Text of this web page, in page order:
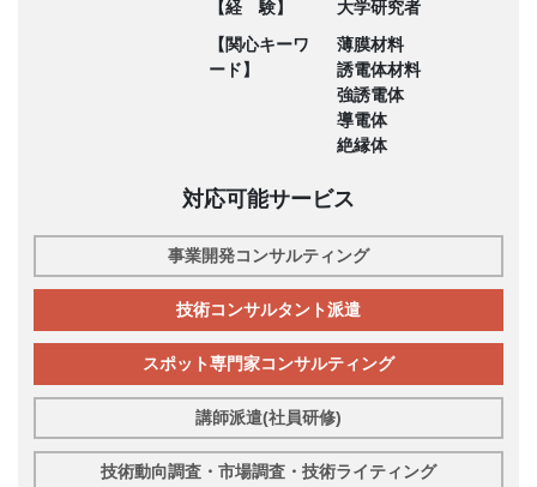
【経 験】
大学研究者
【関心キーワ
ード】
薄膜材料
誘電体材料
強誘電体
導電体
絶縁体
対応可能サービス
事業開発コンサルティング
技術コンサルタント派遣
スポット専門家コンサルティング
講師派遣(社員研修)
技術動向調査・市場調査・技術ライティング